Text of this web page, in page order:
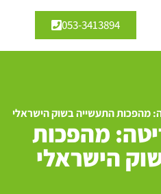
053-3413894
מהפכות התעשייה בשוק הישראלי
מהפכות
הישראלי